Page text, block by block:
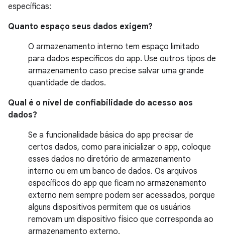
específicas:
Quanto espaço seus dados exigem?
O armazenamento interno tem espaço limitado
para dados específicos do app. Use outros tipos de
armazenamento caso precise salvar uma grande
quantidade de dados.
Qual é o nível de confiabilidade do acesso aos
dados?
Se a funcionalidade básica do app precisar de
certos dados, como para inicializar o app, coloque
esses dados no diretório de armazenamento
interno ou em um banco de dados. Os arquivos
específicos do app que ficam no armazenamento
externo nem sempre podem ser acessados, porque
alguns dispositivos permitem que os usuários
removam um dispositivo físico que corresponda ao
armazenamento externo.